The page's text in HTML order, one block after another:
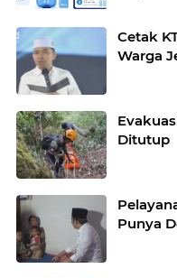
Cetak
Warga
Ditutup
Punya